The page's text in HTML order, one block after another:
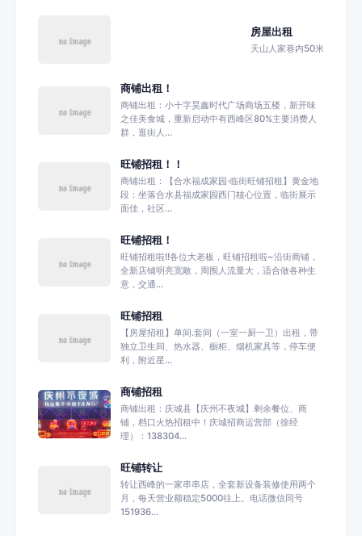
房屋出租
天山人家巷内50米
商铺出租！
商铺出租：小十字昊鑫时代广场商场五楼，新开味
之佳美食城，重新启动中有西峰区80%主要消费人
群，逛街人...
旺铺招租！！
商铺出租：【合水福成家园·临街旺铺招租】黄金地
段：坐落合水县福成家园西门核心位置，临街展示
面佳，社区...
旺铺招租！
旺铺招租啦!!各位大老板，旺铺招租啦~沿街商铺，
全新店铺明亮宽敞，周围人流量大，适合做各种生
意，交通...
旺铺招租
【房屋招租】单间.套间（一室一厨一卫）出租，带
独立卫生间、热水器、橱柜、烟机家具等，停车便
利，附近星...
商铺招租
商铺出租：庆城县【庆州不夜城】剩余餐位、商
铺，档口火热招租中！庆城招商运营部（徐经
理）：138304...
旺铺转让
转让西峰的一家串串店，全套新设备装修使用两个
月，每天营业额稳定5000往上。电话微信同号
151936...